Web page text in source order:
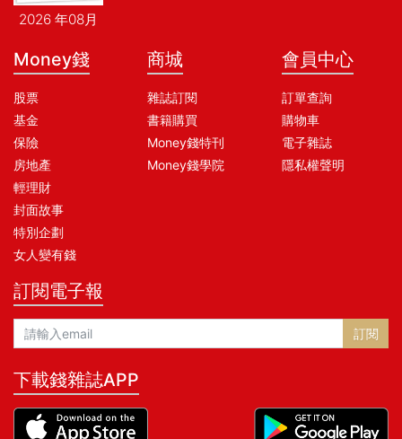
2026 年08月
Money錢
股票
基金
保險
房地產
輕理財
封面故事
特別企劃
女人變有錢
商城
雜誌訂閱
書籍購買
Money錢特刊
Money錢學院
會員中心
訂單查詢
購物車
電子雜誌
隱私權聲明
訂閱電子報
訂閱
下載錢雜誌APP